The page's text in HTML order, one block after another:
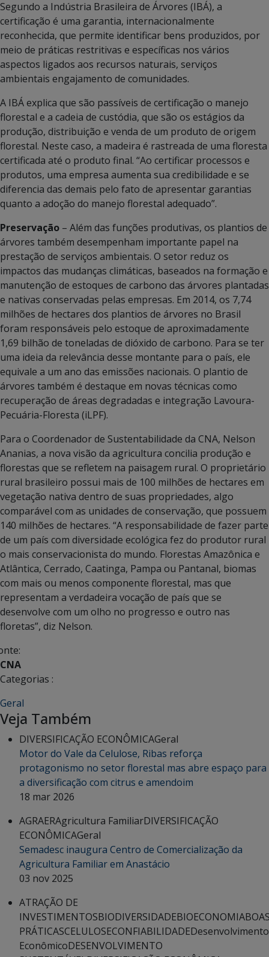
Segundo a Indústria Brasileira de Árvores (IBÁ), a
certificação é uma garantia, internacionalmente
reconhecida, que permite identificar bens produzidos, por
meio de práticas restritivas e específicas nos vários
aspectos ligados aos recursos naturais, serviços
ambientais engajamento de comunidades.
A IBÁ explica que são passíveis de certificação o manejo
florestal e a cadeia de custódia, que são os estágios da
produção, distribuição e venda de um produto de origem
florestal. Neste caso, a madeira é rastreada de uma floresta
certificada até o produto final. “Ao certificar processos e
produtos, uma empresa aumenta sua credibilidade e se
diferencia das demais pelo fato de apresentar garantias
quanto a adoção do manejo florestal adequado”.
Preservação – Além das funções produtivas, os plantios de
árvores também desempenham importante papel na
prestação de serviços ambientais. O setor reduz os
impactos das mudanças climáticas, baseados na formação e
manutenção de estoques de carbono das árvores plantadas
e nativas conservadas pelas empresas. Em 2014, os 7,74
milhões de hectares dos plantios de árvores no Brasil
foram responsáveis pelo estoque de aproximadamente
1,69 bilhão de toneladas de dióxido de carbono. Para se ter
uma ideia da relevância desse montante para o país, ele
equivale a um ano das emissões nacionais. O plantio de
árvores também é destaque em novas técnicas como
recuperação de áreas degradadas e integração Lavoura-
Pecuária-Floresta (iLPF).
Para o Coordenador de Sustentabilidade da CNA, Nelson
Ananias, a nova visão da agricultura concilia produção e
florestas que se refletem na paisagem rural. O proprietário
rural brasileiro possui mais de 100 milhões de hectares em
vegetação nativa dentro de suas propriedades, algo
comparável com as unidades de conservação, que possuem
140 milhões de hectares. “A responsabilidade de fazer parte
de um país com diversidade ecológica fez do produtor rural
o mais conservacionista do mundo. Florestas Amazônica e
Atlântica, Cerrado, Caatinga, Pampa ou Pantanal, biomas
com mais ou menos componente florestal, mas que
representam a verdadeira vocação de país que se
desenvolve com um olho no progresso e outro nas
floretas”, diz Nelson.
CNA
Categorias :
Geral
Veja Também
DIVERSIFICAÇÃO ECONÔMICAGeral
Motor do Vale da Celulose, Ribas reforça
protagonismo no setor florestal mas abre espaço para
a diversificação com citrus e amendoim
18 mar 2026
AGRAERAgricultura FamiliarDIVERSIFICAÇÃO
ECONÔMICAGeral
Semadesc inaugura Centro de Comercialização da
Agricultura Familiar em Anastácio
03 nov 2025
ATRAÇÃO DE
INVESTIMENTOSBIODIVERSIDADEBIOECONOMIA
PRÁTICASCELULOSECONFIABILIDADEDesenvolvimento
EconômicoDESENVOLVIMENTO